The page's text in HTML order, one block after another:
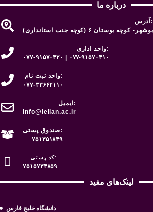
درباره ما
آدرس:
بوشهر- کوچه بوستان ۶ (کوچه جنب استانداری)
واحد اداری:
۰۷۷-۹۱۵۷۰۴۲۰ | ۰۷۷-۹۱۵۷۰۴۱۰
واحد ثبت نام:
۰۷۷-۳۳۶۶۲۱۱۰
ایمیل:
info@ielian.ac.ir
صندوق پستی:
۷۵۱۳۵۱۸۴۹
کد پستی:
۷۵۱۵۷۳۴۸۵۹
لینک‌های مفید
دانشگاه خلیج فارس